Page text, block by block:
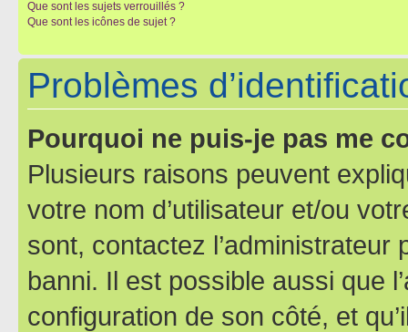
Que sont les sujets verrouillés ?
Que sont les icônes de sujet ?
Problèmes
Pourquoi ne puis-je pas me
Plusieurs raisons peuvent
votre nom d’utilisateur et/ou
sont, contactez l’administrateur
banni. Il est possible aussi que
configuration de son côté, et